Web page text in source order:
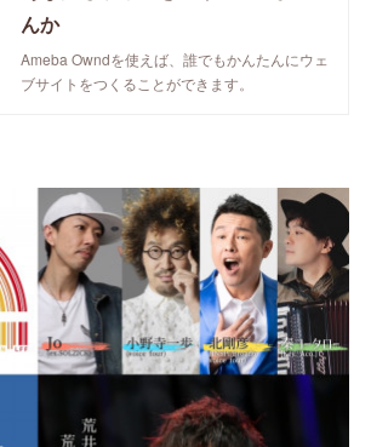
んか
Ameba Owndを使えば、誰でもかんたんにウェ
ブサイトをつくることができます。